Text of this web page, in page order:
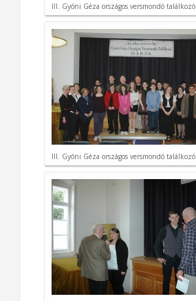
III. Gyóni Géza országos versmondó találkozó
III. Gyóni Géza országos versmondó találkozó